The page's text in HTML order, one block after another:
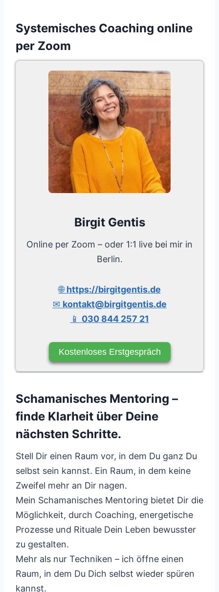
Systemisches Coaching online
per Zoom
Birgit Gentis
Online per Zoom – oder 1:1 live bei mir in
Berlin.
🌐https://birgitgentis.de
✉ kontakt@birgitgentis.de
📱 030 844 257 21
Kostenloses Erstgespräch
Schamanisches Mentoring –
finde Klarheit über Deine
nächsten Schritte.
Stell Dir einen Raum vor, in dem Du ganz Du
selbst sein kannst. Ein Raum, in dem keine
Zweifel mehr an Dir nagen.
Mein Schamanisches Mentoring bietet Dir die
Möglichkeit, durch Coaching, energetische
Prozesse und Rituale Dein Leben bewusster
zu gestalten.
Mehr als nur Techniken – ich öffne einen
Raum, in dem Du Dich selbst wieder spüren
kannst.